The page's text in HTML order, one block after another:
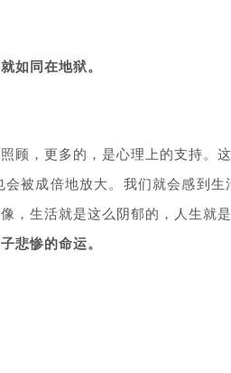
如同在地狱。
顾，更多的，是心理上的支持
被成倍地放大。我们就会感到
生活就是这么阴郁的，人生就
悲惨的命运。